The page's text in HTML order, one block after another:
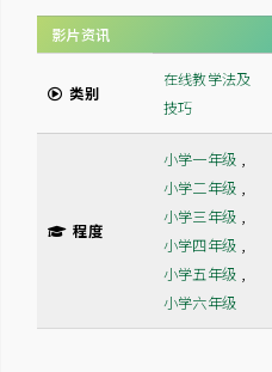
影片资讯
类别
在线教学法及
技巧
程度
小学一年级 ,
小学二年级 ,
小学三年级 ,
小学四年级 ,
小学五年级 ,
小学六年级